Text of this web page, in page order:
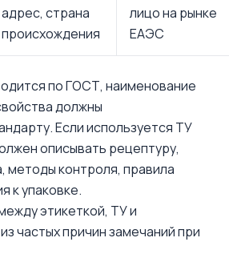
адрес, страна
происхождения
лицо на рынке
ЕАЭС
по ГОСТ, наименование
должны
Если используется ТУ
описывать рецептуру,
методы контроля, правила
к упаковке.
этикеткой, ТУ и
частых причин замечаний при